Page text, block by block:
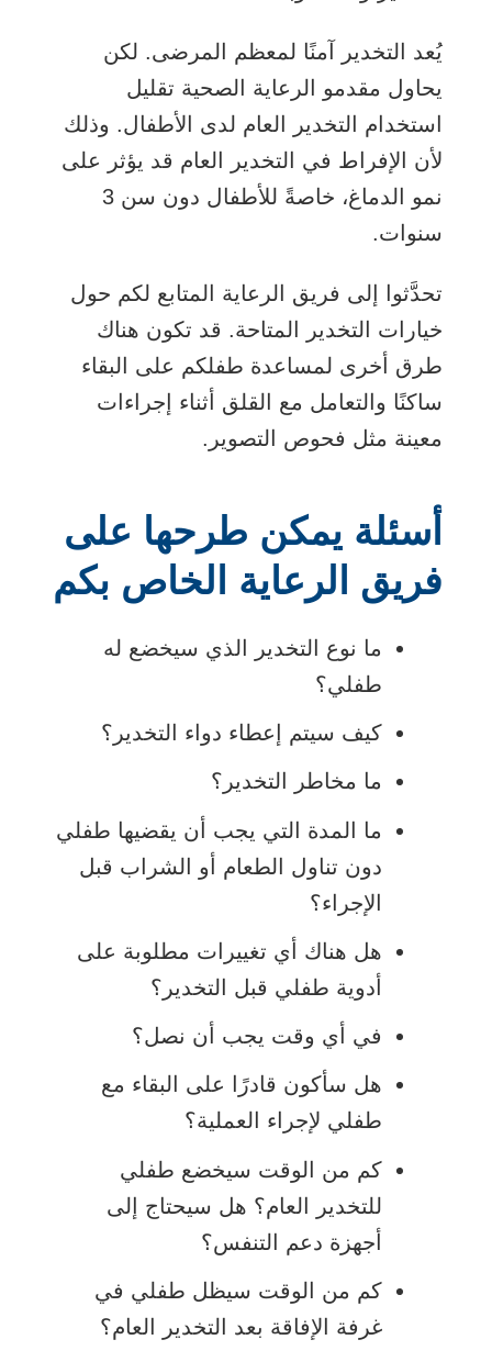
يُعد التخدير آمنًا لمعظم المرضى. لكن
يحاول مقدمو الرعاية الصحية تقليل
استخدام التخدير العام لدى الأطفال. وذلك
لأن الإفراط في التخدير العام قد يؤثر على
نمو الدماغ، خاصةً للأطفال دون سن 3
سنوات.
تحدَّثوا إلى فريق الرعاية المتابع لكم حول
خيارات التخدير المتاحة. قد تكون هناك
طرق أخرى لمساعدة طفلكم على البقاء
ساكنًا والتعامل مع القلق أثناء إجراءات
معينة مثل فحوص التصوير.
أسئلة يمكن طرحها على
فريق الرعاية الخاص بكم
ما نوع التخدير الذي سيخضع له
طفلي؟
كيف سيتم إعطاء دواء التخدير؟
ما مخاطر التخدير؟
ما المدة التي يجب أن يقضيها طفلي
دون تناول الطعام أو الشراب قبل
الإجراء؟
هل هناك أي تغييرات مطلوبة على
أدوية طفلي قبل التخدير؟
في أي وقت يجب أن نصل؟
هل سأكون قادرًا على البقاء مع
طفلي لإجراء العملية؟
كم من الوقت سيخضع طفلي
للتخدير العام؟ هل سيحتاج إلى
أجهزة دعم التنفس؟
كم من الوقت سيظل طفلي في
غرفة الإفاقة بعد التخدير العام؟